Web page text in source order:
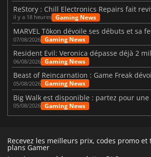
il y a 18 heures Gaming News
07/08/2026 Gaming News
06/08/2026 Gaming News
05/08/2026 Gaming News
05/08/2026 Gaming News
Recevez les meilleurs prix, codes promo et
plans Gamer